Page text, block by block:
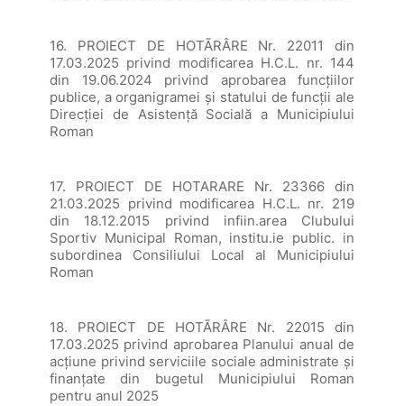
16. PROIECT DE HOTÃRÂRE Nr. 22011 din
17.03.2025 privind modificarea H.C.L. nr. 144
din 19.06.2024 privind aprobarea funcțiilor
publice, a organigramei și statului de funcții ale
Direcției de Asistență Socială a Municipiului
Roman
17. PROIECT DE HOTARARE Nr. 23366 din
21.03.2025 privind modificarea H.C.L. nr. 219
din 18.12.2015 privind infiin.area Clubului
Sportiv Municipal Roman, institu.ie public. in
subordinea Consiliului Local al Municipiului
Roman
18. PROIECT DE HOTÃRÂRE Nr. 22015 din
17.03.2025 privind aprobarea Planului anual de
acțiune privind serviciile sociale administrate și
finanțate din bugetul Municipiului Roman
pentru anul 2025